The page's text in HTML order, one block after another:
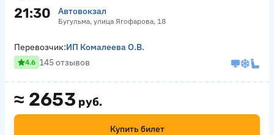
21:30 Автовокзал
Бугульма, улица Ягофарова, 18
≈ 2653 руб.
Купить билет
Перевозчик:ИП Комалеева О.В.
4.6 145 отзывов